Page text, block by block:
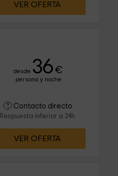
VER OFERTA
desde 36 €
persona y noche
Contacto directo
Respuesta inferior a 24h
VER OFERTA